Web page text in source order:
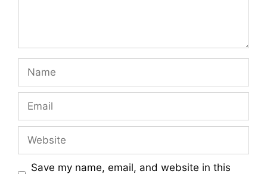
Save my name, email, and website in this